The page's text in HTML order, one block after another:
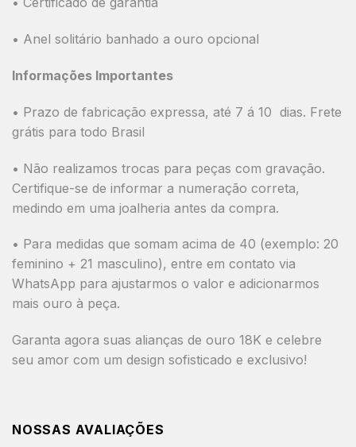
• Anel solitário banhado a ouro opcional
Informações Importantes
• Prazo de fabricação expressa, até 7 á 10 dias. Frete
grátis para todo Brasil
• Não realizamos trocas para peças com gravação.
Certifique-se de informar a numeração correta,
medindo em uma joalheria antes da compra.
• Para medidas que somam acima de 40 (exemplo: 20
feminino + 21 masculino), entre em contato via
WhatsApp para ajustarmos o valor e adicionarmos
mais ouro à peça.
Garanta agora suas alianças de ouro 18K e celebre
seu amor com um design sofisticado e exclusivo!
NOSSAS AVALIAÇÕES